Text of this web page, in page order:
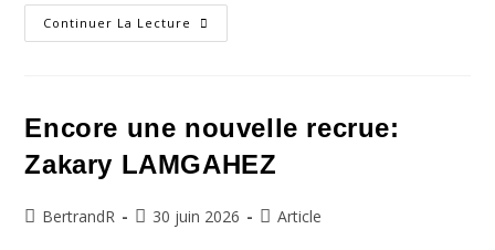
Continuer La Lecture 𝗜𝘀𝘀𝗶𝗮𝗸𝗮
𝗞𝗮𝗿𝗮𝗺𝗼𝗸𝗼
Encore une nouvelle recrue:
Zakary LAMGAHEZ
Auteur/autrice
BertrandR
Publication
30 juin 2026
PostArticle